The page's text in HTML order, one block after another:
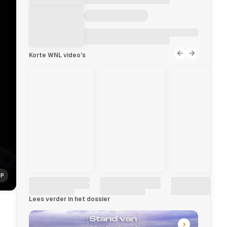
Korte WNL video's
Lees verder in het dossier